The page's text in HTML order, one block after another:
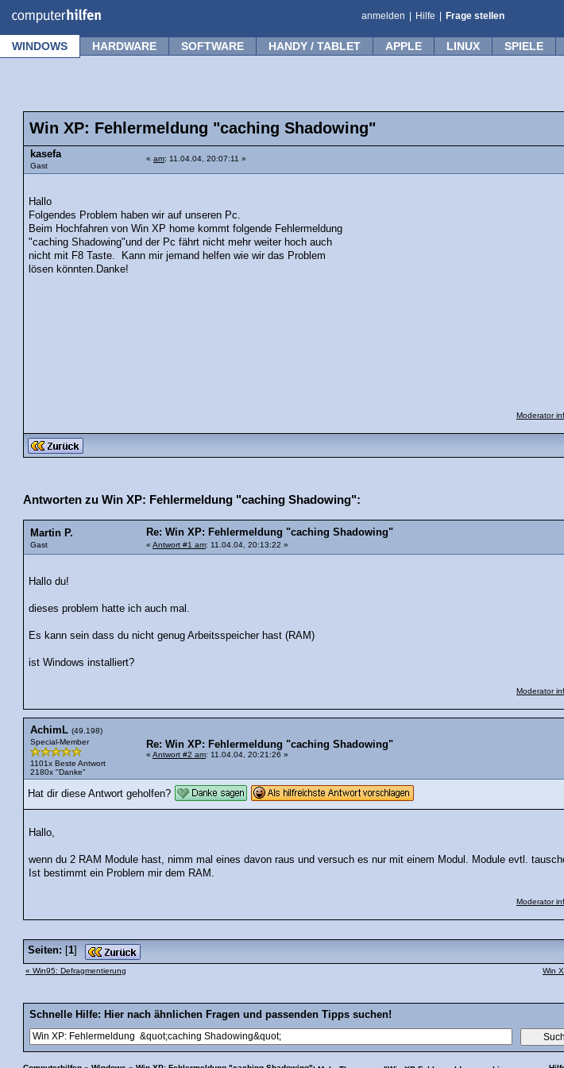
anmelden Hilfe Frage stellen
WINDOWS HARDWARE SOFTWARE HANDY / TABLET APPLE LINUX SPIELE
Win XP: Fehlermeldung "caching Shadowing"
kasefa
Gast
« am: 11.04.04, 20:07:11 »
Hallo
Folgendes Problem haben wir auf unseren Pc.
Beim Hochfahren von Win XP home kommt folgende Fehlermeldung
"caching Shadowing"und der Pc fährt nicht mehr weiter hoch auch
nicht mit F8 Taste. Kann mir jemand helfen wie wir das Problem
lösen könnten.Danke!
Moderator
Antworten zu Win XP: Fehlermeldung "caching Shadowing":
Martin P.
Gast
Re: Win XP: Fehlermeldung "caching Shadowing"
« Antwort #1 am: 11.04.04, 20:13:22 »
Hallo du!
dieses problem hatte ich auch mal.
Es kann sein dass du nicht genug Arbeitsspeicher hast (RAM)
ist Windows installiert?
Moderator
AchimL (49.198)
Special-Member
1101x Beste Antwort
2180x "Danke"
Re: Win XP: Fehlermeldung "caching Shadowing"
« Antwort #2 am: 11.04.04, 20:21:26 »
Hat dir diese Antwort geholfen?
Hallo,
wenn du 2 RAM Module hast, nimm mal eines davon raus und versuch es nur mit einem Modul. Module evtl.
Ist bestimmt ein Problem mir dem RAM.
Moderator
Seiten: [1]
« Win95: Defragmentierung Win
Schnelle Hilfe: Hier nach ähnlichen Fragen und passenden Tipps suchen!